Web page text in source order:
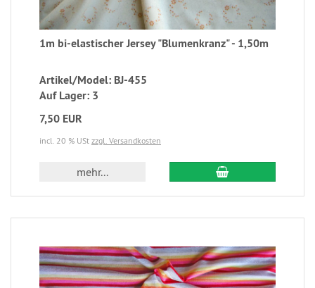
1m bi-elastischer Jersey "Blumenkranz" - 1,50m
Artikel/Model: BJ-455
Auf Lager: 3
7,50 EUR
incl. 20 % USt zzgl. Versandkosten
mehr...